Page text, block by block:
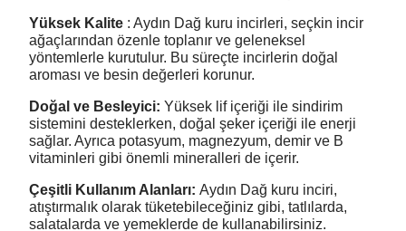
Yüksek Kalite : Aydın Dağ kuru incirleri, seçkin incir
ağaçlarından özenle toplanır ve geleneksel
yöntemlerle kurutulur. Bu süreçte incirlerin doğal
aroması ve besin değerleri korunur.
Doğal ve Besleyici: Yüksek lif içeriği ile sindirim
sistemini desteklerken, doğal şeker içeriği ile enerji
sağlar. Ayrıca potasyum, magnezyum, demir ve B
vitaminleri gibi önemli mineralleri de içerir.
Çeşitli Kullanım Alanları: Aydın Dağ kuru inciri,
atıştırmalık olarak tüketebileceğiniz gibi, tatlılarda,
salatalarda ve yemeklerde de kullanabilirsiniz.